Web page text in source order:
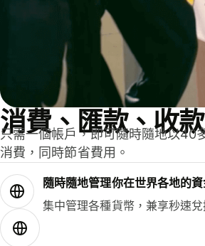
消費、匯款、收
只需一個帳戶，即可隨時隨地以40
消費，同時節省費用。
隨時隨地管理你在世界各地的資
集中管理各種貨幣，兼享秒速兌